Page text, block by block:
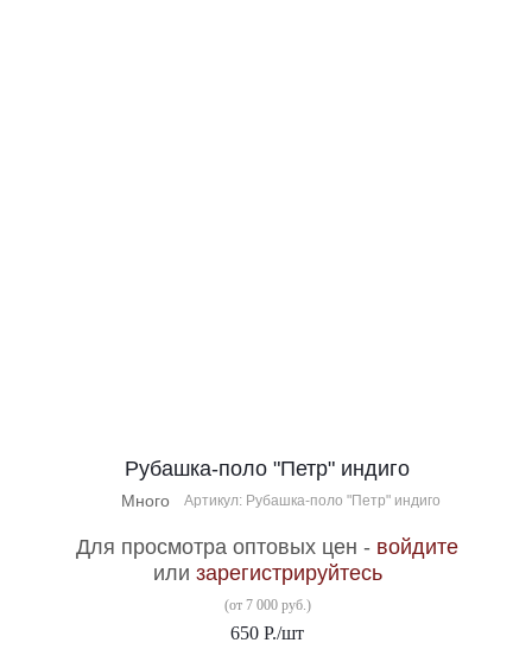
Рубашка-поло "Петр" индиго
Много Артикул: Рубашка-поло "Петр" индиго
Для просмотра оптовых цен - войдите
или зарегистрируйтесь
(от 7 000 руб.)
650 Р./шт